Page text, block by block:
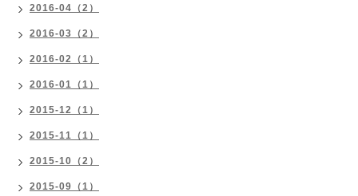
2016-04（2）
2016-03（2）
2016-02（1）
2016-01（1）
2015-12（1）
2015-11（1）
2015-10（2）
2015-09（1）